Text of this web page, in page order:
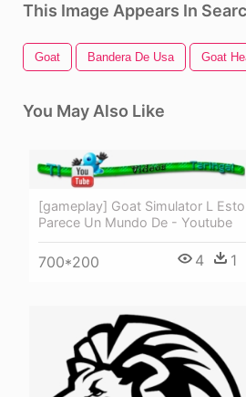
This Image Appears In
Goat Bandera De Usa Goat
You May Also Like
[gameplay] Goat Simulator L Esto
Parece Un Mundo De - Youtube
700*200 4 1